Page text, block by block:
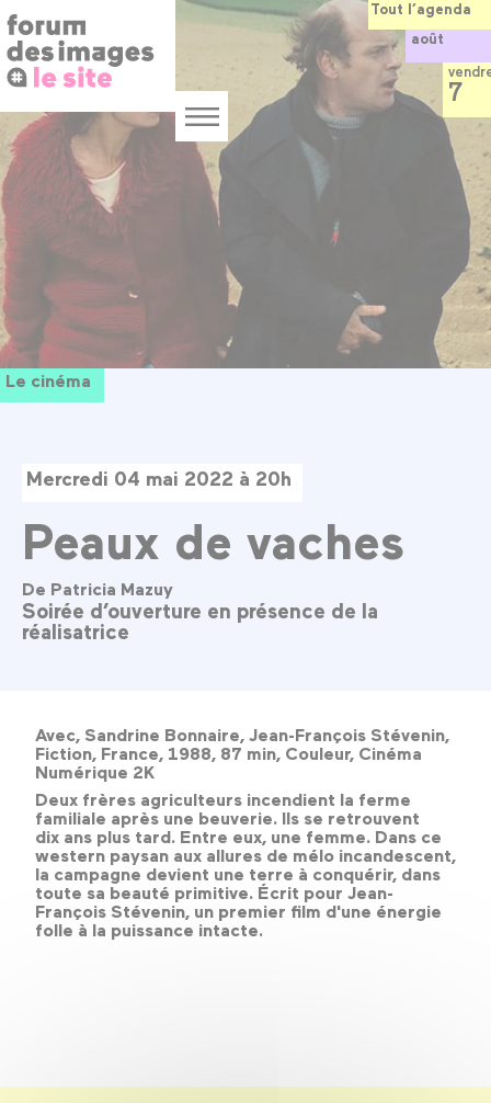
Panneau de gestion des cookies
au
contenu
principal
Menu
Le cinéma
Mercredi 04 mai 2022 à 20h
Peaux de vaches
De Patricia Mazuy
Soirée d’ouverture en présence de la
réalisatrice
Avec, Sandrine Bonnaire, Jean-François Stévenin,
Fiction, France, 1988, 87 min, Couleur, Cinéma
Numérique 2K
Deux frères agriculteurs incendient la ferme
familiale après une beuverie. Ils se retrouvent
dix ans plus tard. Entre eux, une femme. Dans ce
western paysan aux allures de mélo incandescent,
la campagne devient une terre à conquérir, dans
toute sa beauté primitive. Écrit pour Jean-
François Stévenin, un premier film d'une énergie
folle à la puissance intacte.
Tout l’agenda
août
7